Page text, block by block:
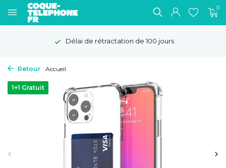
0
Délai de rétractation de 100 jours
Retour Accueil
1+1 Gratuit